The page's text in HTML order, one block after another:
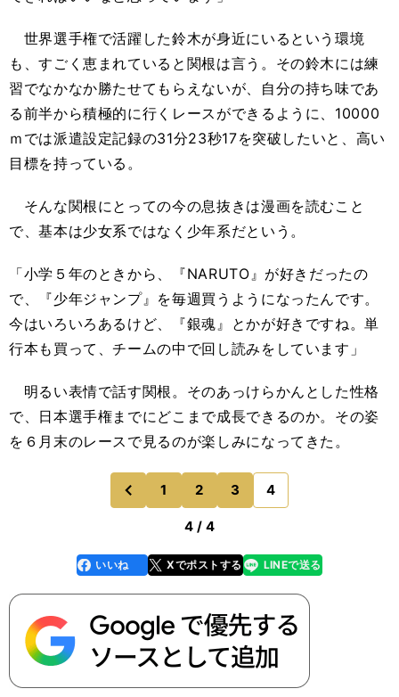
世界選手権で活躍した鈴木が身近にいるという環境
も、すごく恵まれていると関根は言う。その鈴木には練
習でなかなか勝たせてもらえないが、自分の持ち味であ
る前半から積極的に行くレースができるように、10000
ｍでは派遣設定記録の31分23秒17を突破したいと、高い
目標を持っている。
そんな関根にとっての今の息抜きは漫画を読むこと
で、基本は少女系ではなく少年系だという。
「小学５年のときから、『NARUTO』が好きだったの
で、『少年ジャンプ』を毎週買うようになったんです。
今はいろいろあるけど、『銀魂』とかが好きですね。単
行本も買って、チームの中で回し読みをしています」
明るい表情で話す関根。そのあっけらかんとした性格
で、日本選手権までにどこまで成長できるのか。その姿
を６月末のレースで見るのが楽しみになってきた。
前
のページへ
1 2 3 4
4 / 4
faceboo
k
いいね Xでポストする
line LINEで送る